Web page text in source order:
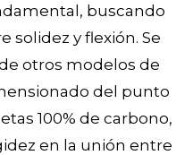
buscando
solidez y flexión. Se
otros modelos de
del punto
100% de carbono,
en la unión entre